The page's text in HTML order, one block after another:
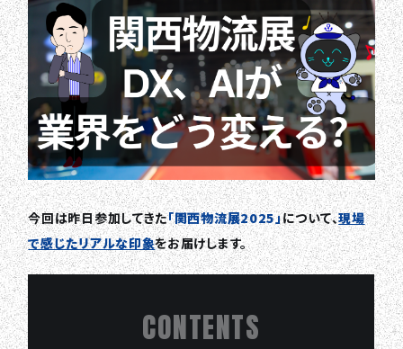
今回は昨日参加してきた「関西物流展2025」について、現場
で感じたリアルな印象をお届けします。
CONTENTS